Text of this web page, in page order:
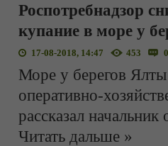
Роспотребнадзор
купание в море у
17-08-2018, 14:47 453 0
Море у берегов
оперативно-
рассказал
Читать дальше »